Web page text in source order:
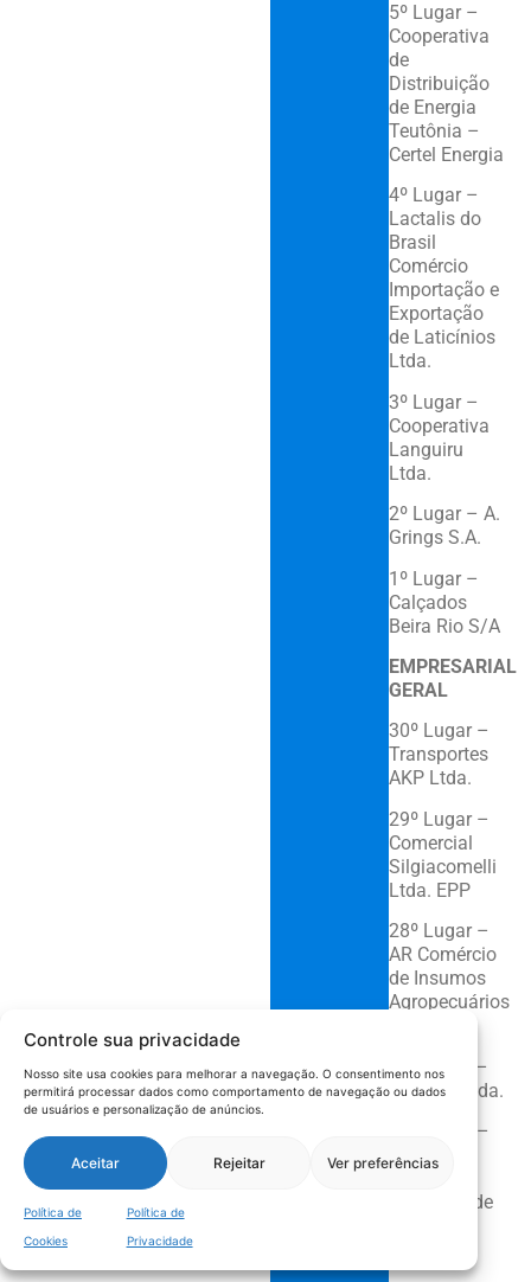
Controle sua privacidade
Nosso site usa cookies para melhorar a navegação. O consentimento nos
permitirá processar dados como comportamento de navegação ou dados
de usuários e personalização de anúncios.
Aceitar Rejeitar Ver preferências
Política de
Cookies
Política de
Privacidade
5º Lugar –
Cooperativa
de
Distribuição
de Energia
Teutônia –
Certel Energia
4º Lugar –
Lactalis do
Brasil
Comércio
Importação e
Exportação
de Laticínios
Ltda.
3º Lugar –
Cooperativa
Languiru
Ltda.
2º Lugar – A.
Grings S.A.
1º Lugar –
Calçados
Beira Rio S/A
EMPRESARIAL
GERAL
30º Lugar –
Transportes
AKP Ltda.
29º Lugar –
Comercial
Silgiacomelli
Ltda. EPP
28º Lugar –
AR Comércio
de Insumos
Agropecuários
27° Lugar –
Denteck Ltda.
26º Lugar –
Gostos e
Comércio de